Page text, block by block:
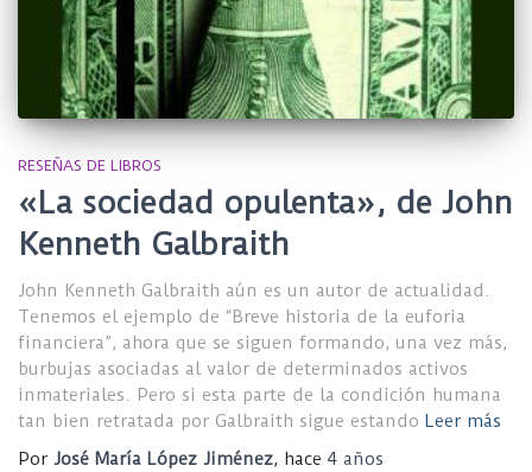
RESEÑAS DE LIBROS
«La sociedad opulenta», de John
Kenneth Galbraith
John Kenneth Galbraith aún es un autor de actualidad.
Tenemos el ejemplo de “Breve historia de la euforia
financiera”, ahora que se siguen formando, una vez más,
burbujas asociadas al valor de determinados activos
inmateriales. Pero si esta parte de la condición humana
tan bien retratada por Galbraith sigue estando Leer más
Por José María López Jiménez, hace 4 años